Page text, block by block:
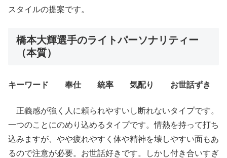
スタイルの提案です。
橋本大輝選手のライトパーソナリティー
（本質）
キーワード 奉仕 統率 気配り お世話ずき
正義感が強く人に頼られやすいし断れないタイプです。
一つのことにのめり込めるタイプです。情熱を持って打ち
込みますが、やや疲れやすく体や精神を壊しやすい面もあ
るので注意が必要。お世話好きです。しかし付き合いすぎ